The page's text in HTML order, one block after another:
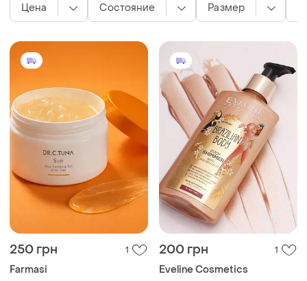
250 грн 1
Farmasi
200 грн 1
Eveline Cosmetics
Цена Состояние Размер